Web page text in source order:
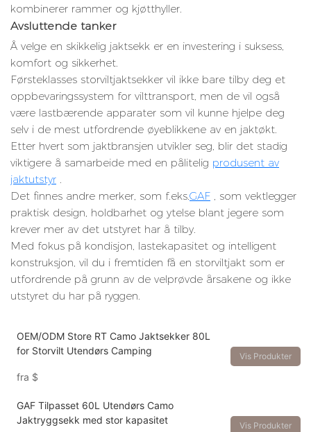
kombinerer rammer og kjøtthyller.
Avsluttende tanker
Å velge en skikkelig jaktsekk er en investering i suksess,
komfort og sikkerhet.
Førsteklasses storviltjaktsekker vil ikke bare tilby deg et
oppbevaringssystem for vilttransport, men de vil også
være lastbærende apparater som vil kunne hjelpe deg
selv i de mest utfordrende øyeblikkene av en jaktøkt.
Etter hvert som jaktbransjen utvikler seg, blir det stadig
viktigere å samarbeide med en pålitelig produsent av
jaktutstyr .
Det finnes andre merker, som f.eks.GAF , som vektlegger
praktisk design, holdbarhet og ytelse blant jegere som
krever mer av det utstyret har å tilby.
Med fokus på kondisjon, lastekapasitet og intelligent
konstruksjon, vil du i fremtiden få en storviltjakt som er
utfordrende på grunn av de velprøvde årsakene og ikke
utstyret du har på ryggen.
OEM/ODM Store RT Camo Jaktsekker 80L
for Storvilt Utendørs Camping
fra $
Vis Produkter
GAF Tilpasset 60L Utendørs Camo
Jaktryggsekk med stor kapasitet
Vis Produkter